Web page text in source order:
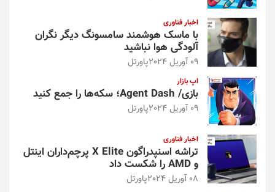
اخبار فناوری
با ماسک هوشمند سامسونگ دیگر نگران
آلودگی هوا نباشید
09 آوریل 2024 پاورتل
اپ بازار
بازی/ Agent Dash؛ سکه‌ها را جمع کنید
09 آوریل 2024 پاورتل
اخبار فناوری
تراشه اسنپدراگون X Elite پرچم‌داران اینتل
و AMD را شکست داد
08 آوریل 2024 پاورتل